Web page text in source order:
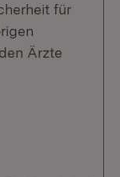
für
Ärzte